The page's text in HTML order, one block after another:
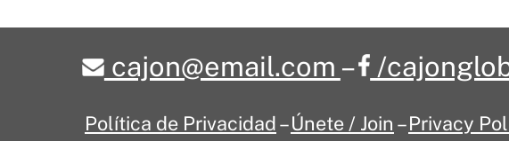
cajon@email.com – /
Política de Privacidad–Únete / Join –Privacy